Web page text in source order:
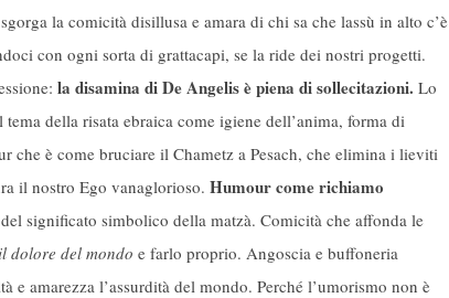
la comicità disillusa e amara di chi sa che lassù in alto c’è
con ogni sorta di grattacapi, se la ride dei nostri progetti.
la disamina di De Angelis è piena di sollecitazioni. Lo
della risata ebraica come igiene dell’anima, forma di
che è come bruciare il Chametz a Pesach, che elimina i lieviti
il nostro Ego vanaglorioso. Humour come richiamo
significato simbolico della matzà. Comicità che affonda le
dolore del mondo e farlo proprio. Angoscia e buffoneria
e amarezza l’assurdità del mondo. Perché l’umorismo non è